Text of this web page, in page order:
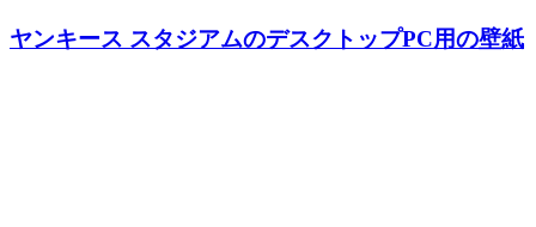
ヤンキース スタジアムのデスクトップPC用の壁紙